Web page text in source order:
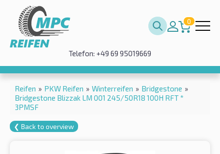
0
Telefon: +49 69 95019669
Reifen » PKW Reifen » Winterreifen » Bridgestone »
Bridgestone Blizzak LM 001 245/50R18 100H RFT *
3PMSF
❮ Back to overview